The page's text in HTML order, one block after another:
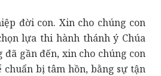
đời con. Xin cho chúng con
lựa thi hành thánh ý Chúa
gần đến, xin cho chúng con
bị tâm hồn, bằng sự tận